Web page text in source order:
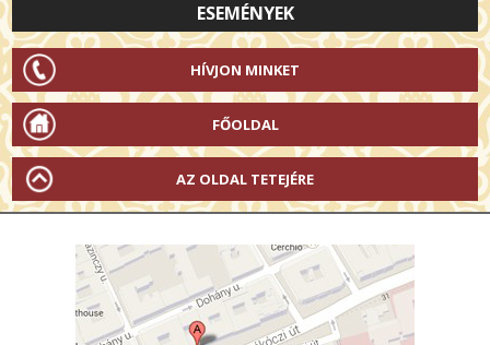
ESEMÉNYEK
HÍVJON MINKET
FŐOLDAL
AZ OLDAL TETEJÉRE